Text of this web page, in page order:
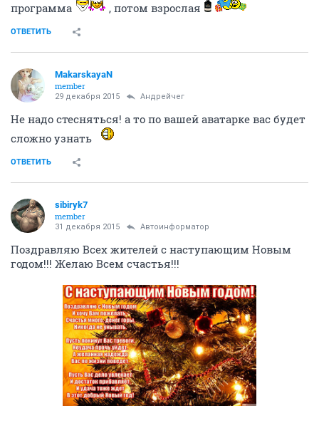
программа , потом взрослая
ОТВЕТИТЬ
MakarskayaN
member
29 декабря 2015 Андрейчег
Не надо стесняться! а то по вашей аватарке вас будет
сложно узнать
ОТВЕТИТЬ
sibiryk7
member
31 декабря 2015 Автоинформатор
Поздравляю Всех жителей с наступающим Новым
годом!!! Желаю Всем счастья!!!